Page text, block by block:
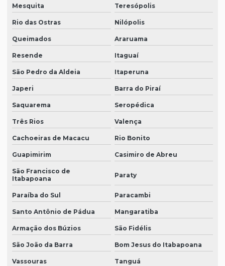
Mesquita Teresópolis
Rio das Ostras Nilópolis
Queimados Araruama
Resende Itaguaí
São Pedro da Aldeia Itaperuna
Japeri Barra do Piraí
Saquarema Seropédica
Três Rios Valença
Cachoeiras de Macacu Rio Bonito
Guapimirim Casimiro de Abreu
São Francisco de
Itabapoana
Paraty
Paraíba do Sul Paracambi
Santo Antônio de Pádua Mangaratiba
Armação dos Búzios São Fidélis
São João da Barra Bom Jesus do Itabapoana
Vassouras Tanguá